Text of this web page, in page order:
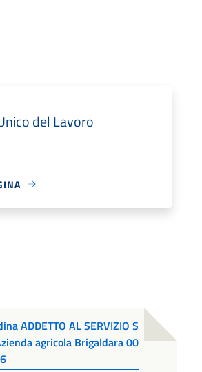
del Lavoro
ADDETTO AL SERVIZIO S
agricola Brigaldara 00